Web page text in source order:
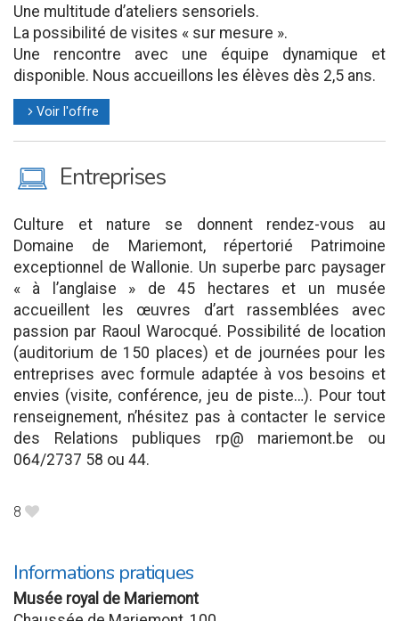
Une multitude d’ateliers sensoriels.
La possibilité de visites « sur mesure ».
Une rencontre avec une équipe dynamique et
disponible. Nous accueillons les élèves dès 2,5 ans.
l Voir l'offre
M Entreprises
Culture et nature se donnent rendez-vous au
Domaine de Mariemont, répertorié Patrimoine
exceptionnel de Wallonie. Un superbe parc paysager
« à l’anglaise » de 45 hectares et un musée
accueillent les œuvres d’art rassemblées avec
passion par Raoul Warocqué. Possibilité de location
(auditorium de 150 places) et de journées pour les
entreprises avec formule adaptée à vos besoins et
envies (visite, conférence, jeu de piste…). Pour tout
renseignement, n’hésitez pas à contacter le service
des Relations publiques rp@ mariemont.be ou
064/2737 58 ou 44.
8 B
Informations pratiques
Musée royal de Mariemont